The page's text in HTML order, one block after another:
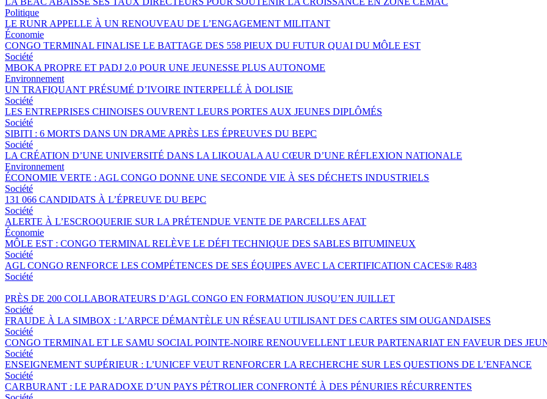
Politique
LE RUNR APPELLE À UN RENOUVEAU DE L’ENGAGEMENT MILITANT
Économie
CONGO TERMINAL FINALISE LE BATTAGE DES 558 PIEUX DU FUTUR QUAI DU MÔLE EST
Société
MBOKA PROPRE ET PADJ 2.0 POUR UNE JEUNESSE PLUS AUTONOME
Environnement
UN TRAFIQUANT PRÉSUMÉ D’IVOIRE INTERPELLÉ À DOLISIE
Société
LES ENTREPRISES CHINOISES OUVRENT LEURS PORTES AUX JEUNES DIPLÔMÉS
Société
SIBITI : 6 MORTS DANS UN DRAME APRÈS LES ÉPREUVES DU BEPC
Société
LA CRÉATION D’UNE UNIVERSITÉ DANS LA LIKOUALA AU CŒUR D’UNE RÉFLEXION NATIONALE
Environnement
ÉCONOMIE VERTE : AGL CONGO DONNE UNE SECONDE VIE À SES DÉCHETS INDUSTRIELS
Société
131 066 CANDIDATS À L’ÉPREUVE DU BEPC
Société
ALERTE À L’ESCROQUERIE SUR LA PRÉTENDUE VENTE DE PARCELLES AFAT
Économie
MÔLE EST : CONGO TERMINAL RELÈVE LE DÉFI TECHNIQUE DES SABLES BITUMINEUX
Société
AGL CONGO RENFORCE LES COMPÉTENCES DE SES ÉQUIPES AVEC LA CERTIFICATION CACES® R483
Société
PRÈS DE 200 COLLABORATEURS D’AGL CONGO EN FORMATION JUSQU’EN JUILLET
Société
FRAUDE À LA SIMBOX : L’ARPCE DÉMANTÈLE UN RÉSEAU UTILISANT DES CARTES SIM OUGANDAISES
Société
CONGO TERMINAL ET LE SAMU SOCIAL POINTE-NOIRE RENOUVELLENT LEUR PARTENARIAT EN FAVEUR DES
Société
ENSEIGNEMENT SUPÉRIEUR : L’UNICEF VEUT RENFORCER LA RECHERCHE SUR LES QUESTIONS DE L’ENFANCE
Société
CARBURANT : LE PARADOXE D’UN PAYS PÉTROLIER CONFRONTÉ À DES PÉNURIES RÉCURRENTES